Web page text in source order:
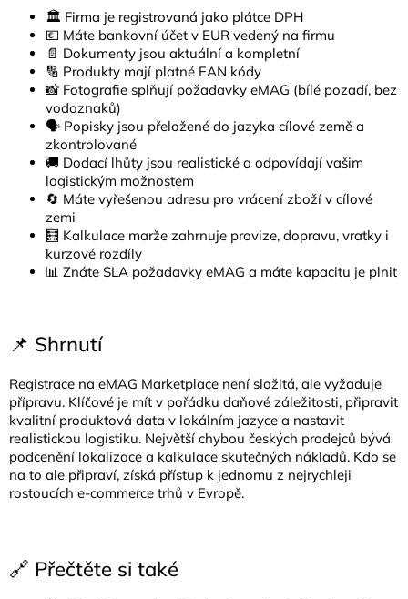
🏛️ Firma je registrovaná jako plátce DPH
💶 Máte bankovní účet v EUR vedený na firmu
📄 Dokumenty jsou aktuální a kompletní
🔢 Produkty mají platné EAN kódy
📸 Fotografie splňují požadavky eMAG (bílé pozadí, bez
vodoznaků)
🗣️ Popisky jsou přeložené do jazyka cílové země a
zkontrolované
🚚 Dodací lhůty jsou realistické a odpovídají vašim
logistickým možnostem
🔄 Máte vyřešenou adresu pro vrácení zboží v cílové
zemi
🧮 Kalkulace marže zahrnuje provize, dopravu, vratky i
kurzové rozdíly
📊 Znáte SLA požadavky eMAG a máte kapacitu je plnit
📌 Shrnutí
Registrace na eMAG Marketplace není složitá, ale vyžaduje
přípravu. Klíčové je mít v pořádku daňové záležitosti, připravit
kvalitní produktová data v lokálním jazyce a nastavit
realistickou logistiku. Největší chybou českých prodejců bývá
podcenění lokalizace a kalkulace skutečných nákladů. Kdo se
na to ale připraví, získá přístup k jednomu z nejrychleji
rostoucích e-commerce trhů v Evropě.
🔗 Přečtěte si také